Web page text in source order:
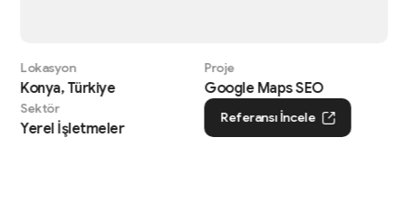
Lokasyon
Konya, Türkiye
Proje
Google Maps SEO
Sektör
Yerel İşletmeler
Referansı İncele